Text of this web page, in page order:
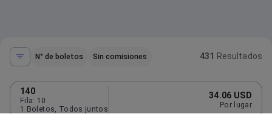
N° de boletos Sin comisiones 431 Resultados
140
Fila: 10
1 Boletos Todos juntos
34.06 USD
Por lugar